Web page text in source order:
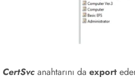
CertSvcanahtarını da export